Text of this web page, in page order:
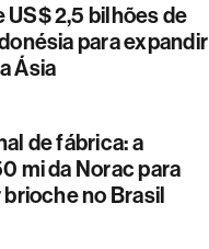
US$ 2,5 bilhões de
para expandir
Ásia
de fábrica: a
mi da Norac para
no Brasil